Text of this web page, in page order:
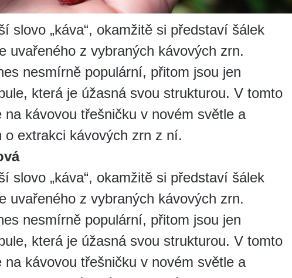
slovo „káva“, okamžitě si představí šálek
uvařeného z vybraných kávových zrn.
nesmírně populární, přitom jsou jen
která je úžasná svou strukturou. V tomto
na kávovou třešničku v novém světle a
o extrakci kávových zrn z ní.
slovo „káva“, okamžitě si představí šálek
uvařeného z vybraných kávových zrn.
nesmírně populární, přitom jsou jen
která je úžasná svou strukturou. V tomto
na kávovou třešničku v novém světle a